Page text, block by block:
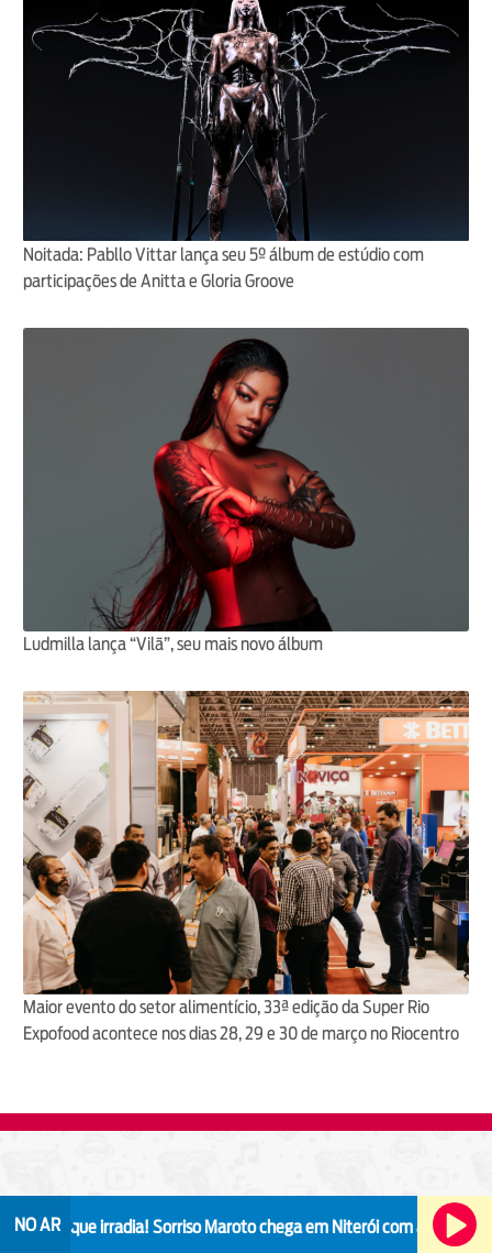
Noitada: Pabllo Vittar lança seu 5º álbum de estúdio com
participações de Anitta e Gloria Groove
Ludmilla lança “Vilã”, seu mais novo álbum
Maior evento do setor alimentício, 33ª edição da Super Rio
Expofood acontece nos dias 28, 29 e 30 de março no Riocentro
NO AR
irradia!Sorriso Maroto chega em Niterói com a turnê "Sorriso Eu